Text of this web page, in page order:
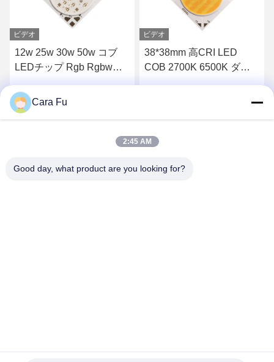
ビデオ
38*38mm 高CRI LED
COB 2700K 6500K ダブ
100W 300W 300W エネル
ギー用照明のために
ビデオ
双色 12v コブ LED 10w
1310 RGBWW RGBCW
Cara Fu
2:45 AM
Good day, what product are you looking for?